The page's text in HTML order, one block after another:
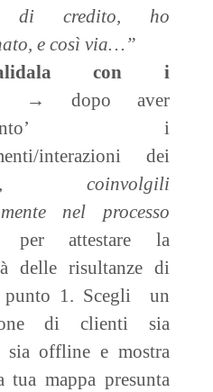
di credito, ho
e così via…”
con i
→ dopo aver
i
interazioni dei
coinvolgili
nel processo
per attestare la
delle risultanze di
1. Scegli un
di clienti sia
sia offline e mostra
tua mappa presunta